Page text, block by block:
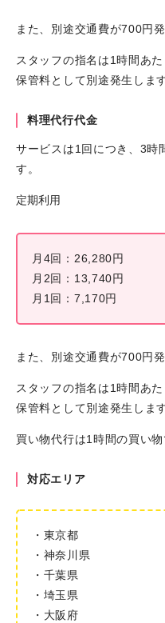
また、別途交通費が700円発
スタッフの指名は1時間あ
保管料として別途発生します
料理代行代金
サービスは1回につき、3時
す。
定期利用
月4回：26,280円
月2回：13,740円
月1回：7,170円
また、別途交通費が700円発
スタッフの指名は1時間あ
保管料として別途発生します
買い物代行は1時間の買い
対応エリア
・東京都
・神奈川県
・千葉県
・埼玉県
・大阪府